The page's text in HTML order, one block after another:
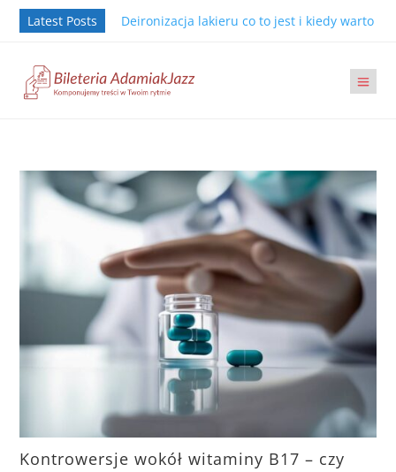
Latest Posts Deironizacja lakieru co to jest i kiedy warto ją
Kontrowersje wokół witaminy B17 – czy